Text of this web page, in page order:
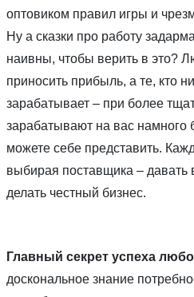
оптовиком правил игры и
Ну а сказки про работу
наивны, чтобы верить в это?
приносить прибыль, а те, кто
зарабатывает – при более
зарабатывают на вас
можете себе представить.
выбирая поставщика –
делать честный бизнес.
Главный секрет успеха
доскональное знание